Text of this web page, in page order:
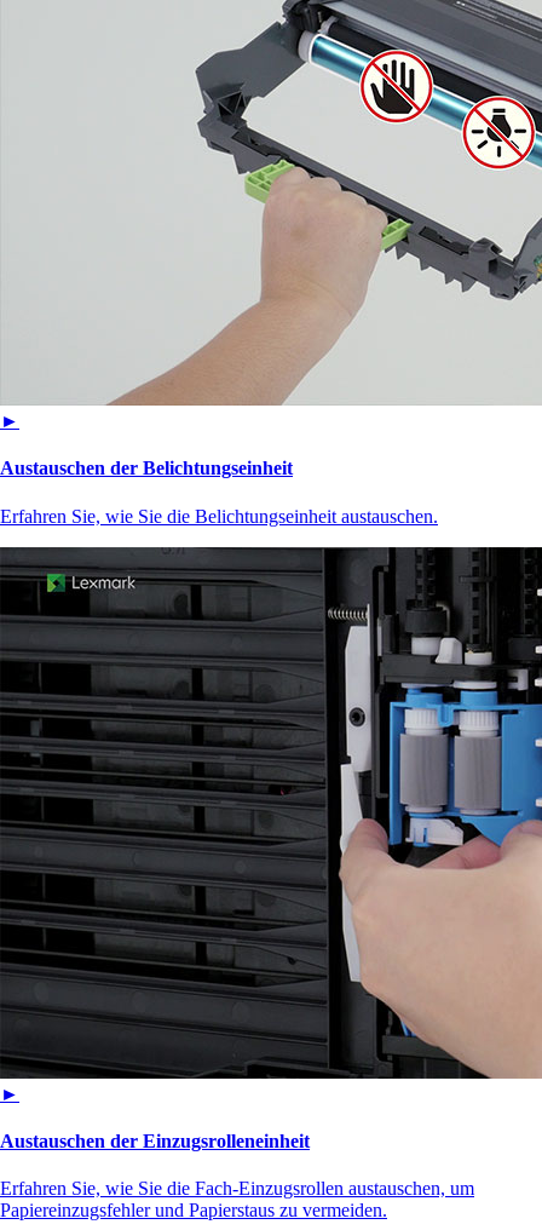
►
Austauschen der Belichtungseinheit
Erfahren Sie, wie Sie die Belichtungseinheit austauschen.
►
Austauschen der Einzugsrolleneinheit
Erfahren Sie, wie Sie die Fach-Einzugsrollen austauschen, um
Papiereinzugsfehler und Papierstaus zu vermeiden.